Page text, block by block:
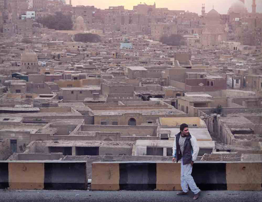
RAGS & TATTERS - فرش وغطا
2013